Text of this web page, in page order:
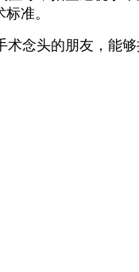
准。
念头的朋友，能够